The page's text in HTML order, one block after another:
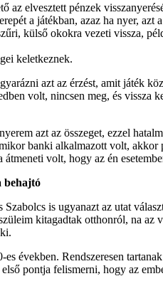
az elvesztett pénzek
a játékban, azaz ha nyer, azt
külső okokra vezeti vissza,
keletkeznek.
azt az érzést, amit játék
volt, nincsen meg, és
azt az összeget, ezzel
banki alkalmazott volt, akkor
volt, hogy az én
behajtó
is ugyanazt az utat
kitagadtak otthonról, na
években. Rendszeresen
pontja felismerni, hogy az